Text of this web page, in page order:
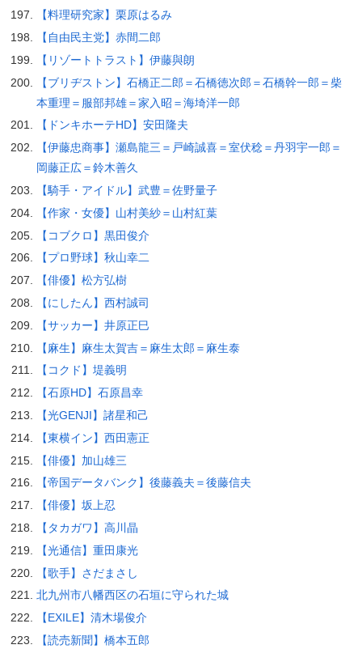
【料理研究家】栗原はるみ
【自由民主党】赤間二郎
【リゾートトラスト】伊藤與朗
【ブリヂストン】石橋正二郎＝石橋徳次郎＝石橋幹一郎＝柴
本重理＝服部邦雄＝家入昭＝海埼洋一郎
【ドンキホーテHD】安田隆夫
【伊藤忠商事】瀬島龍三＝戸崎誠喜＝室伏稔＝丹羽宇一郎＝
岡藤正広＝鈴木善久
【騎手・アイドル】武豊＝佐野量子
【作家・女優】山村美紗＝山村紅葉
【コブクロ】黒田俊介
【プロ野球】秋山幸二
【俳優】松方弘樹
【にしたん】西村誠司
【サッカー】井原正巳
【麻生】麻生太賀吉＝麻生太郎＝麻生泰
【コクド】堤義明
【石原HD】石原昌幸
【光GENJI】諸星和己
【東横イン】西田憲正
【俳優】加山雄三
【帝国データバンク】後藤義夫＝後藤信夫
【俳優】坂上忍
【タカガワ】高川晶
【光通信】重田康光
【歌手】さだまさし
北九州市八幡西区の石垣に守られた城
【EXILE】清木場俊介
【読売新聞】橋本五郎